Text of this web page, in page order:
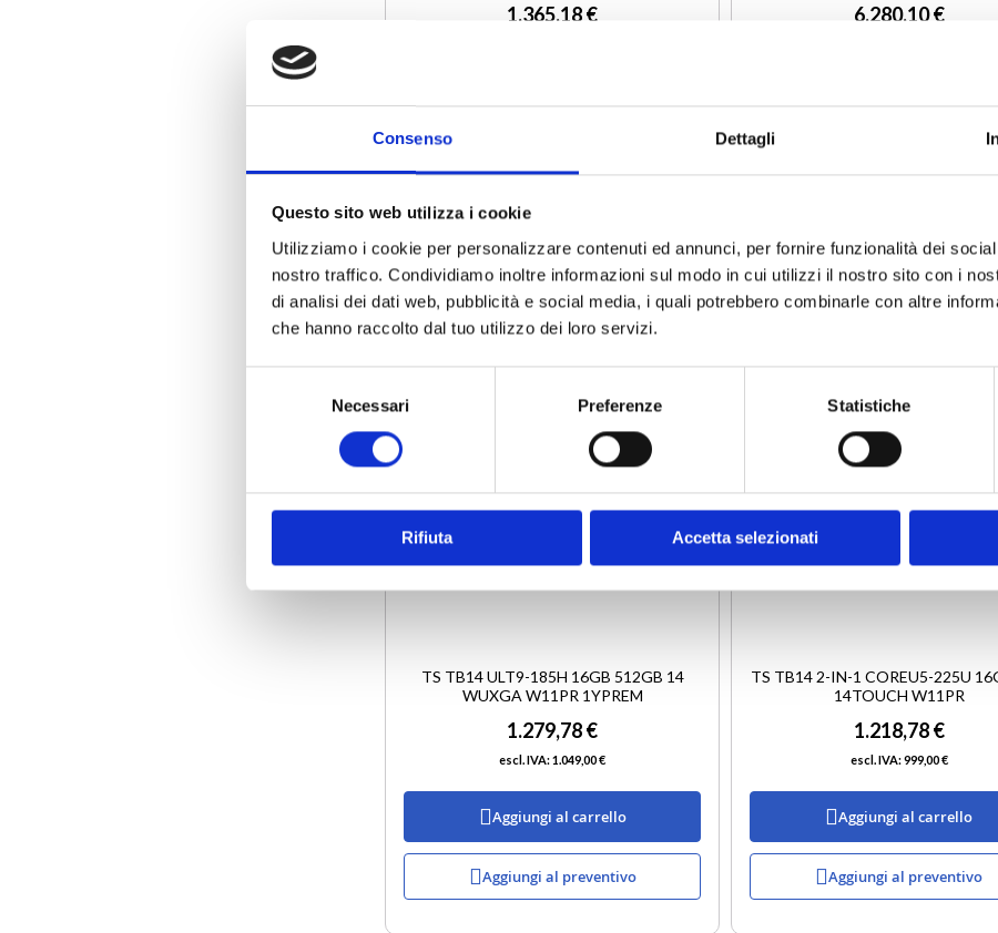
Consenso Dettagli
Questo sito web utilizza i cookie
Utilizziamo i cookie per personalizzare contenuti ed annunci, per fornire funzionalità dei
nostro traffico. Condividiamo inoltre informazioni sul modo in cui utilizzi il nostro sito con i
di analisi dei dati web, pubblicità e social media, i quali potrebbero combinarle con altre
che hanno raccolto dal tuo utilizzo dei loro servizi.
Necessari Preferenze Statistiche
Rifiuta Accetta selezionati
1.365,18 €
Aggiungi al carrello
6.280,10 €
Aggiungi al carrello
Disponibile
TS TB14 ULT9-185H 16GB 512GB 14
WUXGA W11PR 1YPREM
1.279,78 €
1.049,00 €
Aggiungi al carrello
Aggiungi al preventivo
AGGIUNGI
ALLA
Disponibile
TS TB14 2-IN-1 COREU5-225U
14TOUCH W11PR
1.218,78 €
999,00 €
Aggiungi al carrello
Aggiungi al preventivo